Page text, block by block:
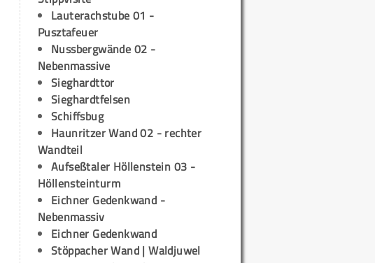
Lauterachstube 01 -
Pusztafeuer
Nussbergwände 02 -
Nebenmassive
Sieghardttor
Sieghardtfelsen
Schiffsbug
Haunritzer Wand 02 - rechter
Wandteil
Aufseßtaler Höllenstein 03 -
Höllensteinturm
Eichner Gedenkwand -
Nebenmassiv
Eichner Gedenkwand
Stöppacher Wand | Waldjuwel